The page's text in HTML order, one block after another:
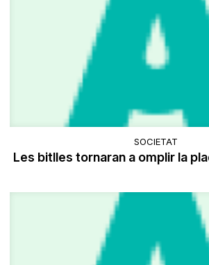
SOCIETAT
Les bitlles tornaran a omplir la